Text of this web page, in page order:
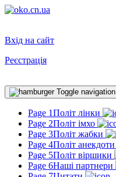
Вхід на сайт
Реєстрація
Toggle navigation
Page 1Політ лінки
Page 2Політ імхо
Page 3Політ жабки
Page 4Політ анекдоти
Page 5Політ віршики
Page 6Наші партнери